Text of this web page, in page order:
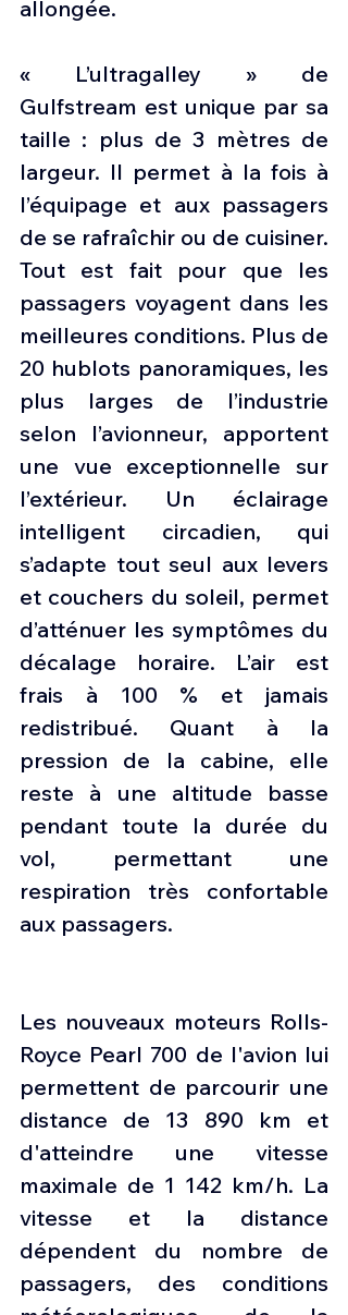
allongée.
« L’ultragalley » de
Gulfstream est unique par sa
taille : plus de 3 mètres de
largeur. Il permet à la fois à
l’équipage et aux passagers
de se rafraîchir ou de cuisiner.
Tout est fait pour que les
passagers voyagent dans les
meilleures conditions. Plus de
20 hublots panoramiques, les
plus larges de l’industrie
selon l’avionneur, apportent
une vue exceptionnelle sur
l’extérieur. Un éclairage
intelligent circadien, qui
s’adapte tout seul aux levers
et couchers du soleil, permet
d’atténuer les symptômes du
décalage horaire. L’air est
frais à 100 % et jamais
redistribué. Quant à la
pression de la cabine, elle
reste à une altitude basse
pendant toute la durée du
vol, permettant une
respiration très confortable
aux passagers.
Les nouveaux moteurs Rolls-
Royce Pearl 700 de l'avion lui
permettent de parcourir une
distance de 13 890 km et
d'atteindre une vitesse
maximale de 1 142 km/h. La
vitesse et la distance
dépendent du nombre de
passagers, des conditions